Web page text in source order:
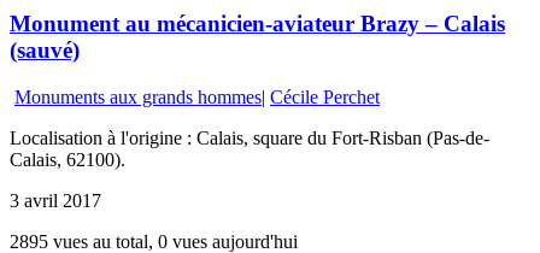
Monument au mécanicien-aviateur Brazy – Calais
(sauvé)
Monuments aux grands hommes| Cécile Perchet
Localisation à l'origine : Calais, square du Fort-Risban (Pas-de-
Calais, 62100).
3 avril 2017
2895 vues au total, 0 vues aujourd'hui